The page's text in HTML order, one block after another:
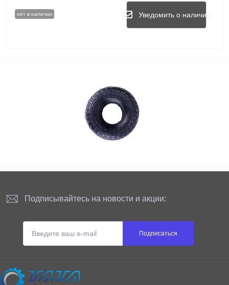
нет в наличии Уведомить о наличии
Подписывайтесь на новости и акции:
Подписаться